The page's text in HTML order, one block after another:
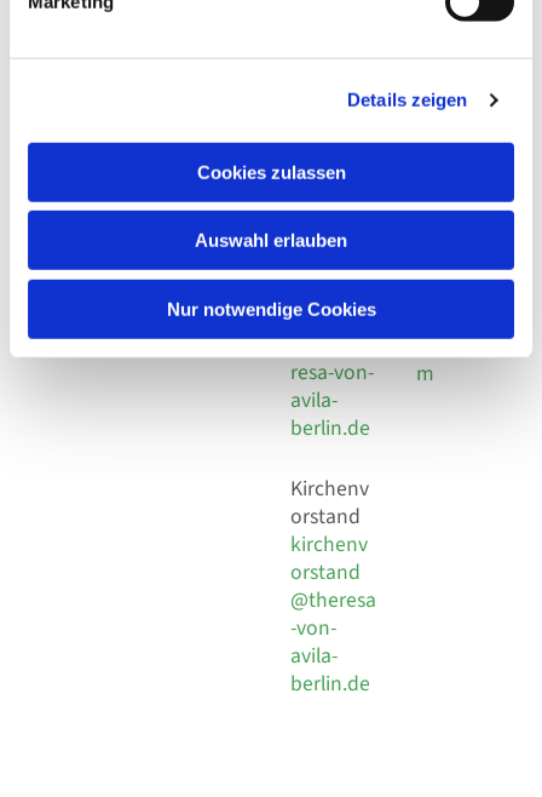
Details zeigen
Cookies zulassen
Auswahl erlauben
Nur notwendige Cookies
Adresse
Kirchengemeinde Pfarrei
Hl. Theresa von Avila Berlin
Leitender Pfarrer - Norbert
Behaimstr. 39
Kont
Telefon
+49 30
924 64 28
Fax +49
30 924 54
18
E-Mail
info@the
resa-von-
avila-
berlin.de
Kirchenv
orstand
kirchenv
orstand
@theresa
-von-
avila-
berlin.de
Links
Datensch
utz
Social
Impressu
m